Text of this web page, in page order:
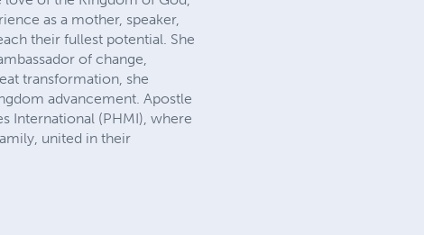
as a mother, speaker,
their fullest potential. She
of change,
transformation, she
advancement. Apostle
International (PHMI), where
united in their